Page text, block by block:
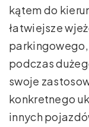
kątem do
łatwiejsze
podczas
swoje
konkretnego
innych